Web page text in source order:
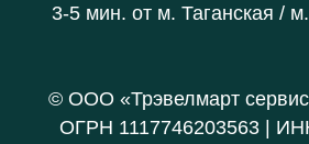
3-5 мин. от м. Таганская /
© ООО «Трэвелмарт
ОГРН 1117746203563 |